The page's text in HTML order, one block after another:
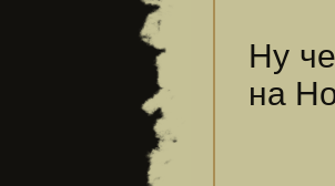
Ну
на